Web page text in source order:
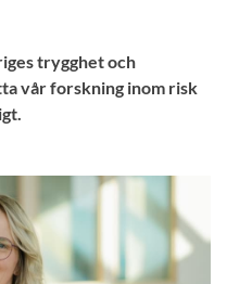
trygghet och
vår forskning inom risk